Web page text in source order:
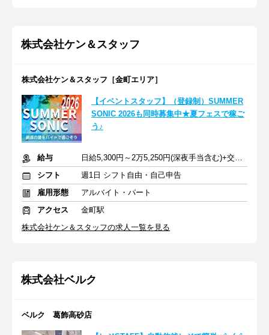
株式会社ケン＆スタッフ
株式会社ケン＆スタッフ［金町エリア］
【イベントスタッフ】（登録制）SUMMER
SONIC 2026も同時募集中★夏フェスで稼ご
う♪
給与
日給5,300円～2万5,250円(深夜手当含む)+交通費支給
シフト
週1日 シフト自由・自己申告
雇用形態
アルバイト・パート
アクセス
金町駅
株式会社ケン＆スタッフの求人一覧を見る
株式会社ベルク
ベルク 葛飾高砂店